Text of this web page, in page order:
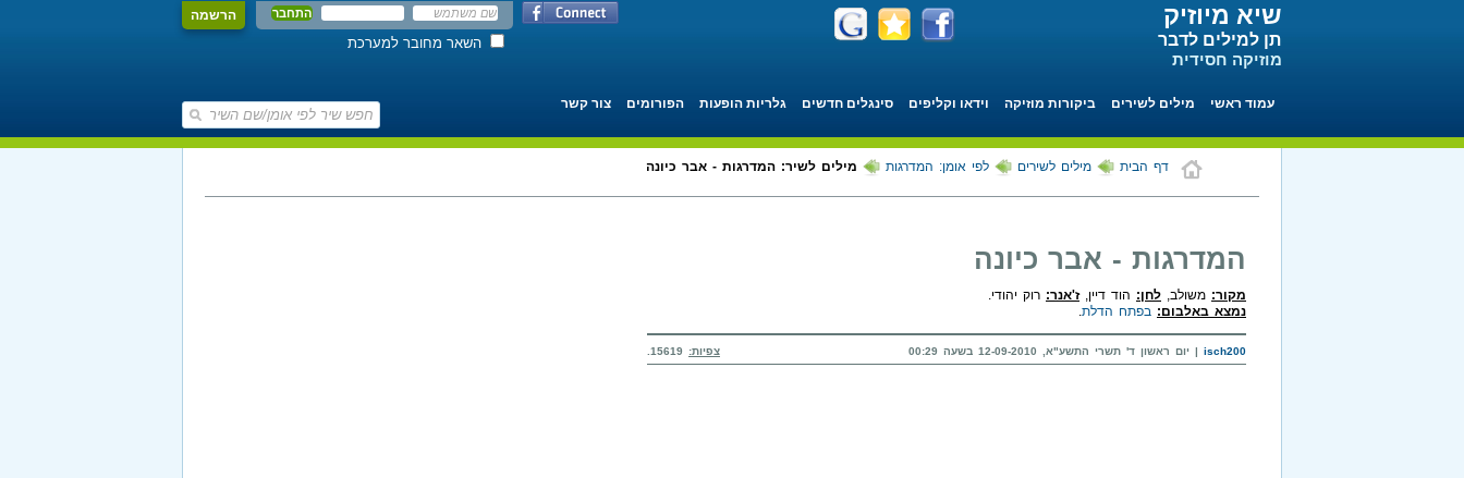
הרשמה
השאר מחובר למערכת
שיא מיוזיק
תן למילים לדבר
מוזיקה חסידית
עמוד ראשי מילים לשירים ביקורות מוזיקה וידאו וקליפים סינגלים חדשים גלריות הופעות הפורומים צור קשר
דף הבית מילים לשירים לפי אומן: המדרגות מילים לשיר: המדרגות - אבר כיונה
המדרגות - אבר כיונה
מקור: משולב, לחן: הוד דיין,ז'אנר: רוק יהודי.
נמצא באלבום: בפתח הדלת
isch200 | יום ראשון ד' תשרי התשע"א, 12-09-2010 בשעה 00:29 צפיות: